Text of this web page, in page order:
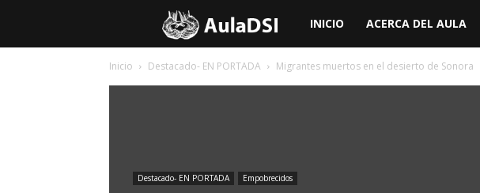
Aula
de
INICIO ACERCA DEL AULA
Inicio Destacado- EN PORTADA Migrantes muertos en el desierto de Sonora
Destacado- EN PORTADA Empobrecidos